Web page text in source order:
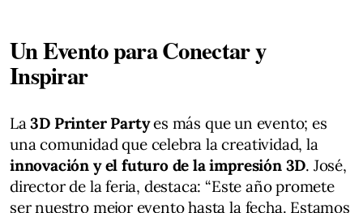
Un Evento para Conectar y
Inspirar
La3D Printer Partyes más que un evento; es
una comunidad que celebra la creatividad, la
innovación y el futuro de la impresión 3D. José,
director de la feria, destaca: “Este año promete
ser nuestro mejor evento hasta la fecha. Estamos